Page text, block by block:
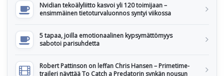
Nvidian tekoälyliitto kasvoi yli 120 toimijaan –
ensimmäinen tietoturvaluonnos syntyi viikossa
5 tapaa, joilla emotionaalinen kypsymättömyys
sabotoi parisuhdetta
Robert Pattinson on leffan Chris Hansen – Primetime-
traileri näyttää To Catch a Predatorin synkän nousun